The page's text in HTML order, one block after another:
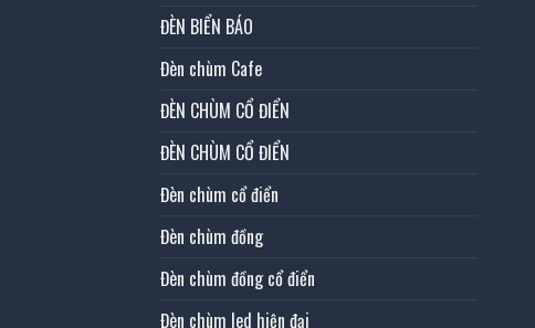
ĐÈN BIỂN BÁO
Đèn chùm Cafe
ĐÈN CHÙM CỔ ĐIỂN
ĐÈN CHÙM CỔ ĐIỂN
Đèn chùm cổ điển
Đèn chùm đồng
Đèn chùm đồng cổ điển
Đèn chùm led hiện đại